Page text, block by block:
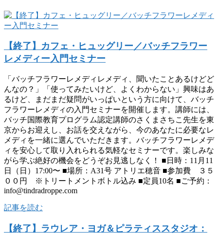
【終了】カフェ・ヒュッグリー／バッチフラワー
レメディー入門セミナー
「バッチフラワーレメディレメディ、聞いたことあるけどど
んなの？」「使ってみたいけど、よくわからない」興味はあ
るけど、まだまだ疑問がいっぱいという方に向けて、バッチ
フラワーレメディの入門セミナーを開催します。講師には、
バッチ国際教育プログラム認定講師のさくまさちこ先生を東
京からお迎えし、お話を交えながら、今のあなたに必要なレ
メディを一緒に選んでいただきます。バッチフラワーレメデ
ィを安心して取り入れられる気軽なセミナーです。楽しみな
がら学ぶ絶好の機会をどうぞお見逃しなく！ ■日時：11月11
日（日）17:00〜 ■場所：A31号 アトリエ穂音 ■参加費 ３５
００円 ※トリートメントボトル込み ■定員10名 ■ご予約：
info@tindradroppe.com
記事を読む
【終了】ラウレア・ヨガ＆ピラティススタジオ：